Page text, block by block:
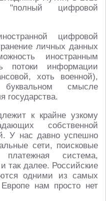
цифровой
цифровой
личных данных
иностранным
потоки информации
хоть военной),
смысле
государства.
к крайне узкому
собственной
У нас давно успешно
сети, поисковые
система,
так далее. Российские
одними из самых
нам просто нет